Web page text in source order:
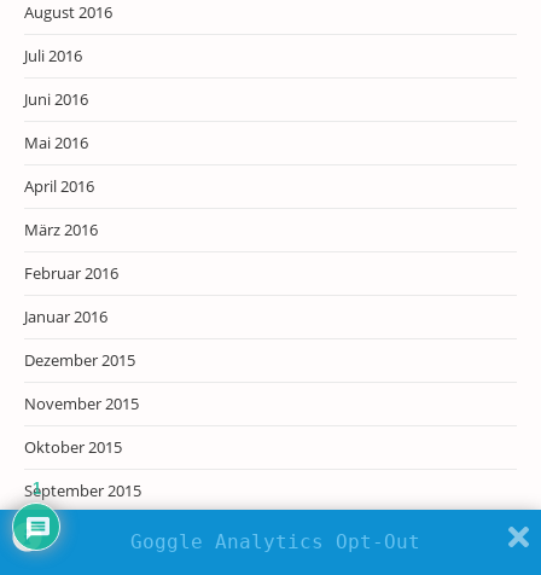
August 2016
Juli 2016
Juni 2016
Mai 2016
April 2016
März 2016
Februar 2016
Januar 2016
Dezember 2015
November 2015
Oktober 2015
September 2015
August 2015
Goggle Analytics Opt-Out
1